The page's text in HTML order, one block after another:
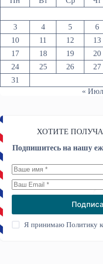
3
4 5 6
10
11 12 13
17
18 19 20
24
25 26 27
31
« Июл
ХОТИТЕ
Подпишитесь на нашу
Я принимаюПолитику